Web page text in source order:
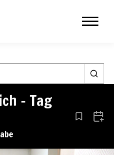
– Tag
Aus den